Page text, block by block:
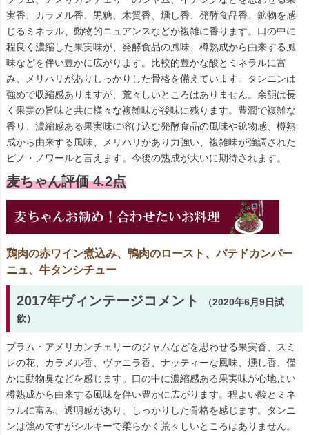
実香、カラメル香、黒糖、木質香、燻し香、発酵食品香、鉱物を感
じるミネラル、動物的ニュアンスなどが複雑に香ります。口の中に
程良く濃縮した果実味が、発酵食品の風味、樽熟成から由来する風
味などを伴い豊かに広がります。比較的豊かな酸とミネラルに富
み、メリハリがありしっかりした骨格を備えています。タンニンは
強めで収縮感ありますが、荒々しいところはありません。余韻は長
く果実の旨味と共に様々な複雑味が後味に残ります。豊潤で複雑な
香り、濃縮感ある果実味に溶け込む発酵食品の風味や鉱物感、樽熟
成から由来する風味、メリハリがあり力強い、複雑味が強調された
ピノ・ノワールと言えます。今後の熟成が大いに期待されます。
麦ちゃん評価 4.2点
鶏肉の赤ワイン煮込み、鴨肉のロースト、パテドカンパー
ニュ、牛タンシチュー
2017年ヴィンテージコメント
（2020年6月9日試
飲）
プラム・アメリカンチェリーのジャムなどを思わせる果実香、スミ
レの花、カラメル香、ヴァニラ香、ナッティーな風味、燻し香、僅
かに動物臭などを感じます。口の中に濃縮感ある果実味が心地よい
樽熟成から由来する風味を伴い豊かに広がります。程よい酸とミネ
ラルに富み、透明感があり、しっかりした骨格を感じます。タンニ
ンは強めですがシルキーで柔らかく荒々しいところはありません。